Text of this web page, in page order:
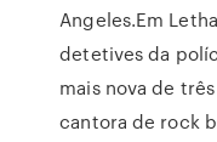
Angeles.Em
detetives da
mais nova de
cantora de rock